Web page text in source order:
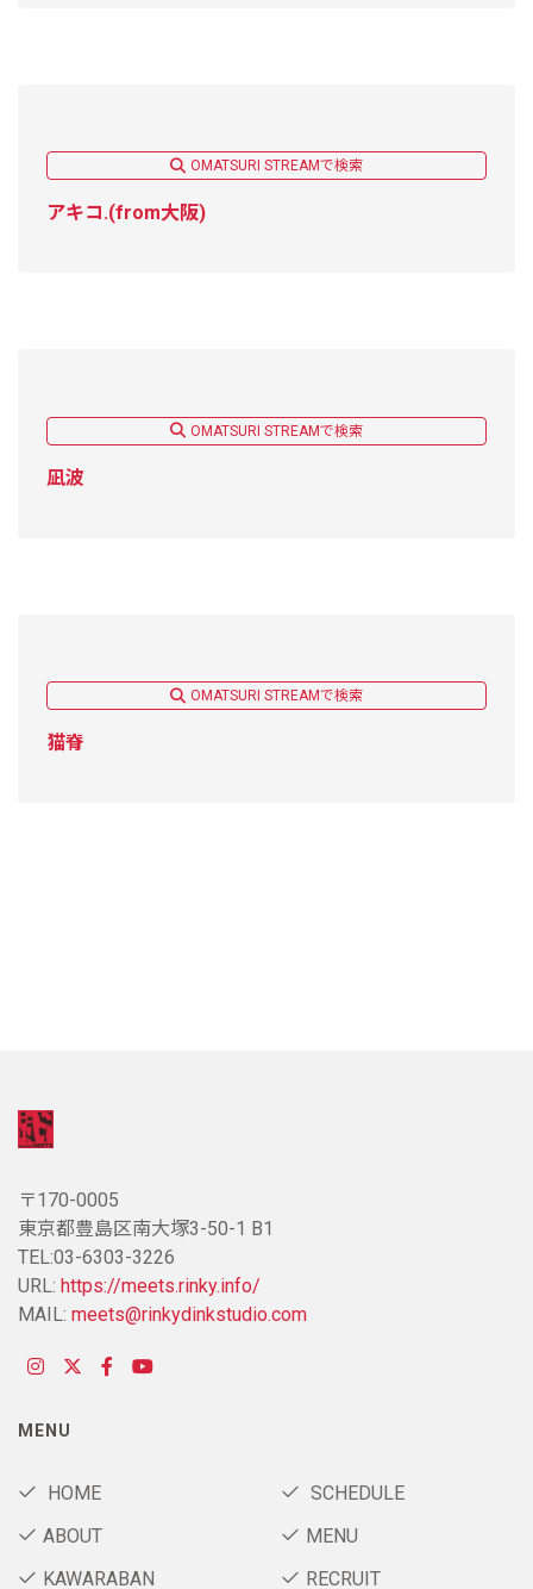
OMATSURI STREAMで検索
アキコ.(from大阪)
OMATSURI STREAMで検索
凪波
OMATSURI STREAMで検索
猫脊
〒170-0005
東京都豊島区南大塚3-50-1 B1
TEL:03-6303-3226
URL: https://meets.rinky.info/
MAIL: meets@rinkydinkstudio.com
MENU
HOME
SCHEDULE
ABOUT
MENU
KAWARABAN
RECRUIT